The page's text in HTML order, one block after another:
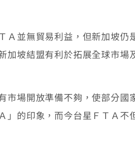
並無貿易利益，但新加坡仍
坡結盟有利於拓展全球市場
場開放準備不夠，使部分國
的印象，而今台星ＦＴＡ不